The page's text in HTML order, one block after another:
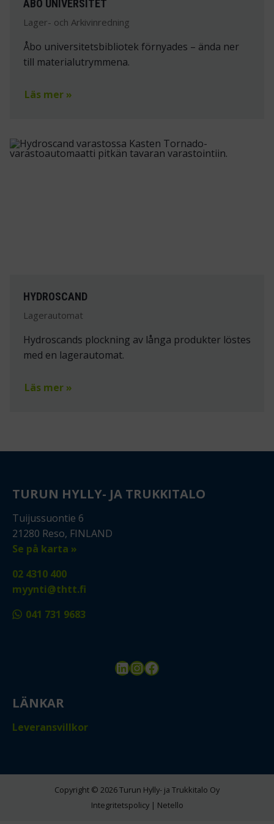
ÅBO UNIVERSITET
Lager- och Arkivinredning
Åbo universitetsbibliotek förnyades – ända ner
till materialutrymmena.
Läs mer »
HYDROSCAND
Lagerautomat
Hydroscands plockning av långa produkter löstes
med en lagerautomat.
Läs mer »
TURUN HYLLY- JA TRUKKITALO
Tuijussuontie 6
21280 Reso, FINLAND
Se på karta »
02 4310 400
myynti@thtt.fi
041 731 9683
LinkedIn
Instagram
Facebook
LÄNKAR
Leveransvillkor
Copyright © 2026 Turun Hylly- ja Trukkitalo Oy
Integritetspolicy| Netello